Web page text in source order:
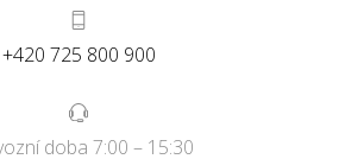
+420 725 800 900
doba 7:00 – 15:30